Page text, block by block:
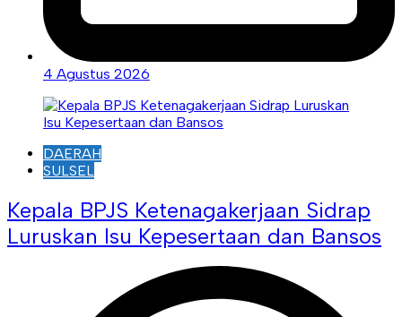
4 Agustus 2026
DAERAH
SULSEL
Kepala BPJS Ketenagakerjaan Sidrap
Luruskan Isu Kepesertaan dan Bansos